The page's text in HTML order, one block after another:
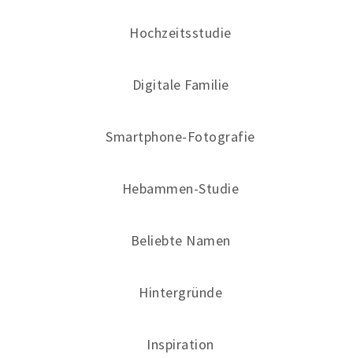
Hochzeitsstudie
Digitale Familie
Smartphone-Fotografie
Hebammen-Studie
Beliebte Namen
Hintergründe
Inspiration